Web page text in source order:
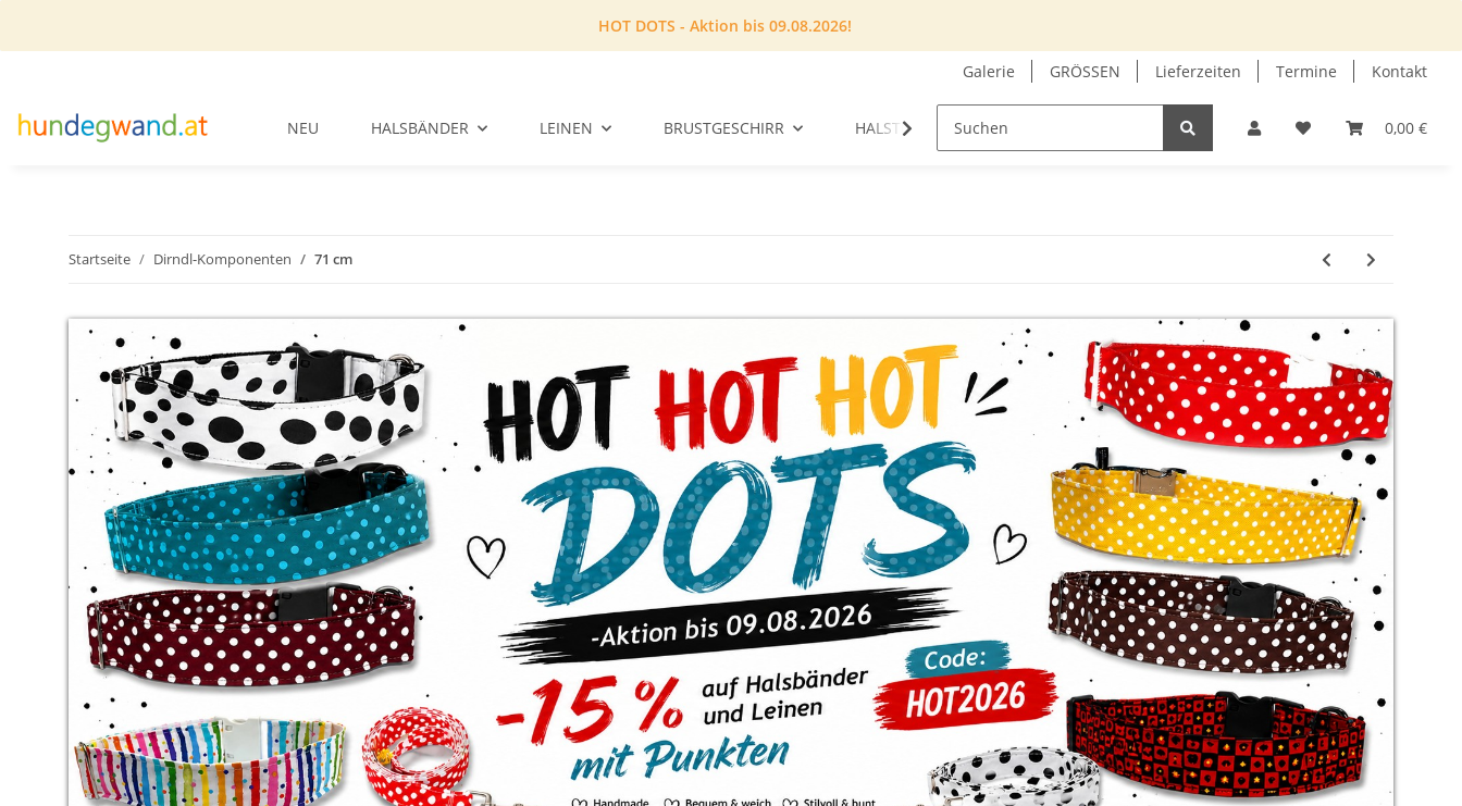
HOT DOTS - Aktion bis 09.08.2026!
Galerie GRÖSSEN Lieferzeiten Termine Kontakt
0,00 €
NEU HALSBÄNDER LEINEN BRUSTGESCHIRR HALSTUCH GUTSCHEIN INFOECKE
Startseite Dirndl-Komponenten 71 cm